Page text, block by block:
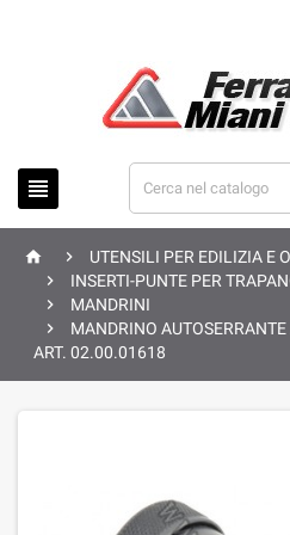

 
UTENSILI PER EDILIZIA E

INSERTI-PUNTE PER

MANDRINI

MANDRINO
ART. 02.00.01618